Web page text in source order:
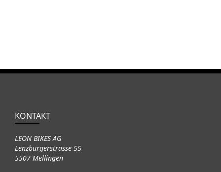
KONTAKT
LEON BIKES AG
Lenzburgerstrasse 55
5507 Mellingen